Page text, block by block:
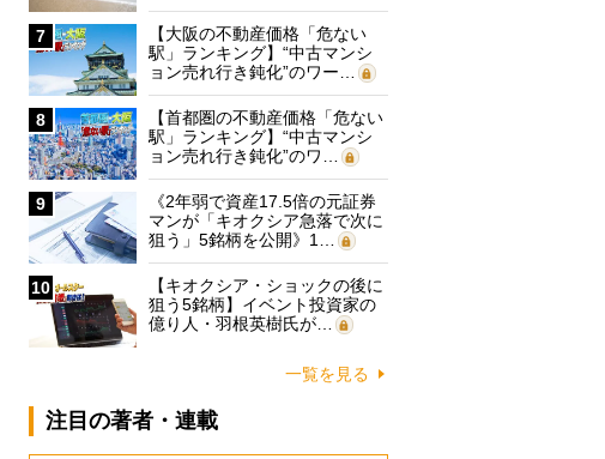
に…
7
【大阪の不動産価格「危ない
駅」ランキング】“中古マンシ
ョン売れ行き鈍化”のワー…
8
【首都圏の不動産価格「危ない
駅」ランキング】“中古マンシ
ョン売れ行き鈍化”のワ…
9
《2年弱で資産17.5倍の元証券
マンが「キオクシア急落で次に
狙う」5銘柄を公開》1…
10
【キオクシア・ショックの後に
狙う5銘柄】イベント投資家の
億り人・羽根英樹氏が…
一覧を見る
注目の著者・連載